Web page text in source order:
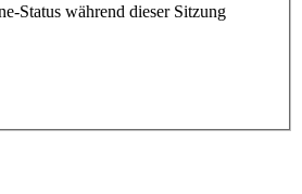
Status während dieser Sitzung